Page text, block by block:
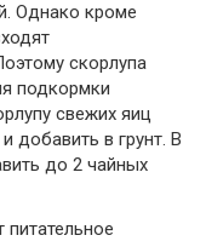
Однако кроме
скорлупа
подкормки
свежих яиц
добавить в грунт. В
до 2 чайных